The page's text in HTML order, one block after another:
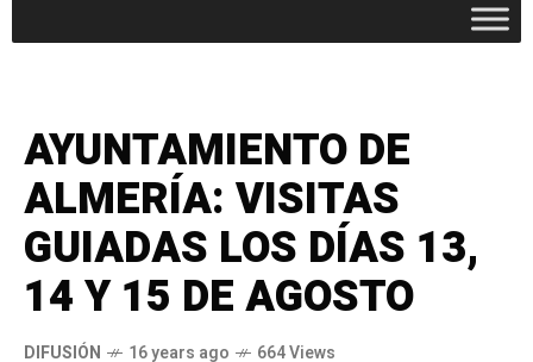
AYUNTAMIENTO DE
ALMERÍA: VISITAS
GUIADAS LOS DÍAS 13,
14 Y 15 DE AGOSTO
DIFUSIÓN 16 years ago 664 Views